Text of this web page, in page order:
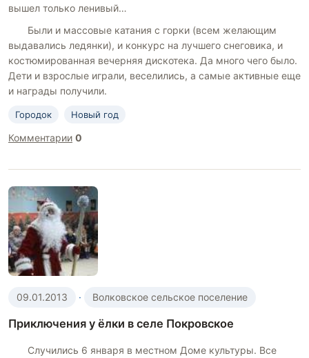
вышел только ленивый…
Были и массовые катания с горки (всем желающим
выдавались ледянки), и конкурс на лучшего снеговика, и
костюмированная вечерняя дискотека. Да много чего было.
Дети и взрослые играли, веселились, а самые активные еще
и награды получили.
Городок Новый год
Комментарии 0
09.01.2013 · Волковское сельское поселение
Приключения у ёлки в селе Покровское
Случились 6 января в местном Доме культуры. Все